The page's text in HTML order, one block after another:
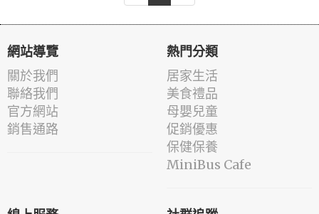
網站導覽
關於我們
聯絡我們
官方網站
銷售通路
熱門分類
居家生活
美食禮品
母嬰兒童
促銷優惠
保健保養
MiniBus Cafe